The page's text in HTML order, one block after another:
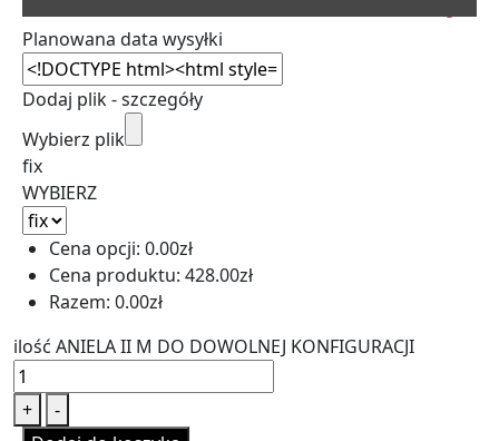
Planowana data wysyłki
Dodaj plik - szczegóły
Wybierz plik
fix
WYBIERZ
Cena opcji: 0.00zł
Cena produktu: 428.00zł
Razem: 0.00zł
ilość ANIELA II M DO DOWOLNEJ KONFIGURACJI
+
-